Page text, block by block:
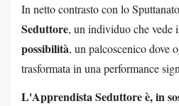
In netto contrasto con lo
Seduttore, un individuo che vede
possibilità, un palcoscenico dove
trasformata in una performance
L'Apprendista Seduttore è, in